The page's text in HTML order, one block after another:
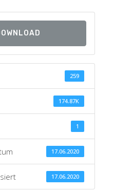
259
174.87K
1
17.06.2020
17.06.2020